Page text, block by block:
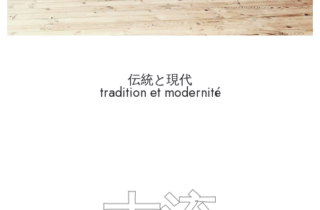
伝統と現代
tradition et modernité